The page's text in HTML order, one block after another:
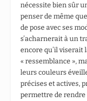
nécessite bien sûr
penser de même
de pose avec ses
s’acharnerait à un
encore qu’il viserait
« ressemblance »,
leurs couleurs
précises et actives,
permettre de